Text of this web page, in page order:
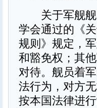
关于军舰舰
学会通过的《
规则》规定，
和豁免权；其
对待。舰员着
法行为，对方
按本国法律进